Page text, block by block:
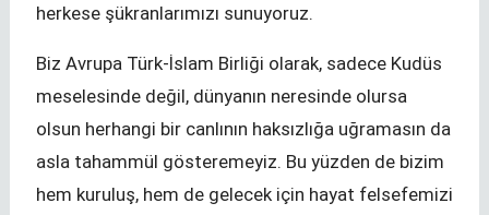
herkese şükranlarımızı sunuyoruz.
Biz Avrupa Türk-İslam Birliği olarak, sadece Kudüs
meselesinde değil, dünyanın neresinde olursa
olsun herhangi bir canlının haksızlığa uğramasın da
asla tahammül gösteremeyiz. Bu yüzden de bizim
hem kuruluş, hem de gelecek için hayat felsefemizi